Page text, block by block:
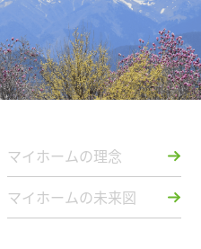
マイホームの理念
マイホームの未来図